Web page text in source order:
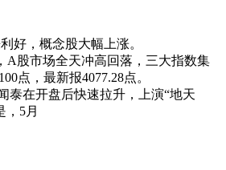
，概念股大幅上涨。
股市场全天冲高回落，三大指数集
点，最新报4077.28点。
在开盘后快速拉升，上演“地天
，5月